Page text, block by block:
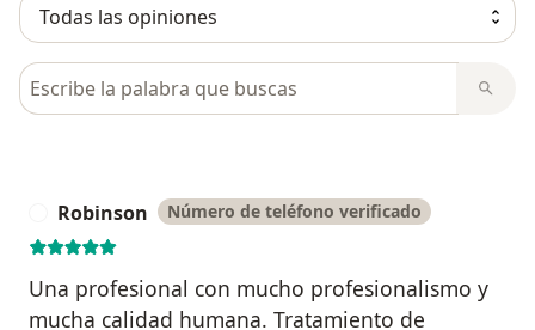
Busca en opiniones
Robinson Número de teléfono verificado
Una profesional con mucho profesionalismo y
mucha calidad humana. Tratamiento de